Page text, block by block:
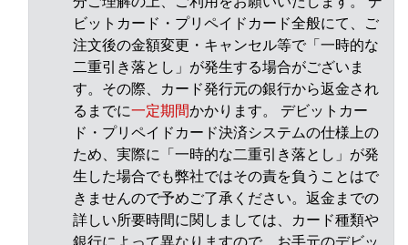
ビットカード・プリペイドカード全般にて、ご
注文後の金額変更・キャンセル等で「一時的な
二重引き落とし」が発生する場合がございま
す。その際、カード発行元の銀行から返金され
るまでに一定期間かかります。 デビットカー
ド・プリペイドカード決済システムの仕様上の
ため、実際に「一時的な二重引き落とし」が発
生した場合でも弊社ではその責を負うことはで
きませんので予めご了承ください。返金までの
詳しい所要時間に関しましては、カード種類や
銀行によって異なりますので、お手元のデビッ